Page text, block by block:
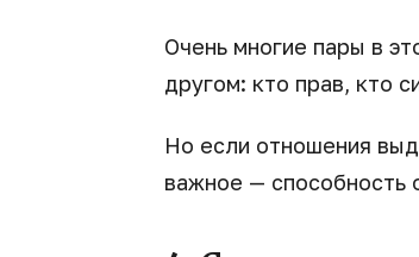
Очень многие пары в
другом: кто прав, кто
Но если отношения
важное — способность